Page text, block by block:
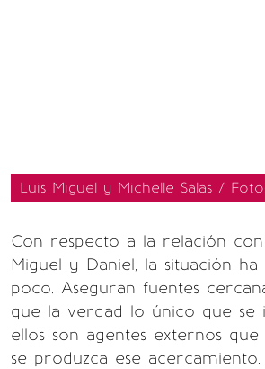
Luis Miguel y Michelle Salas /
Con respecto a la relación con
Miguel y Daniel, la situación
poco. Aseguran fuentes
que la verdad lo único que se
ellos son agentes externos
se produzca ese acercamiento.